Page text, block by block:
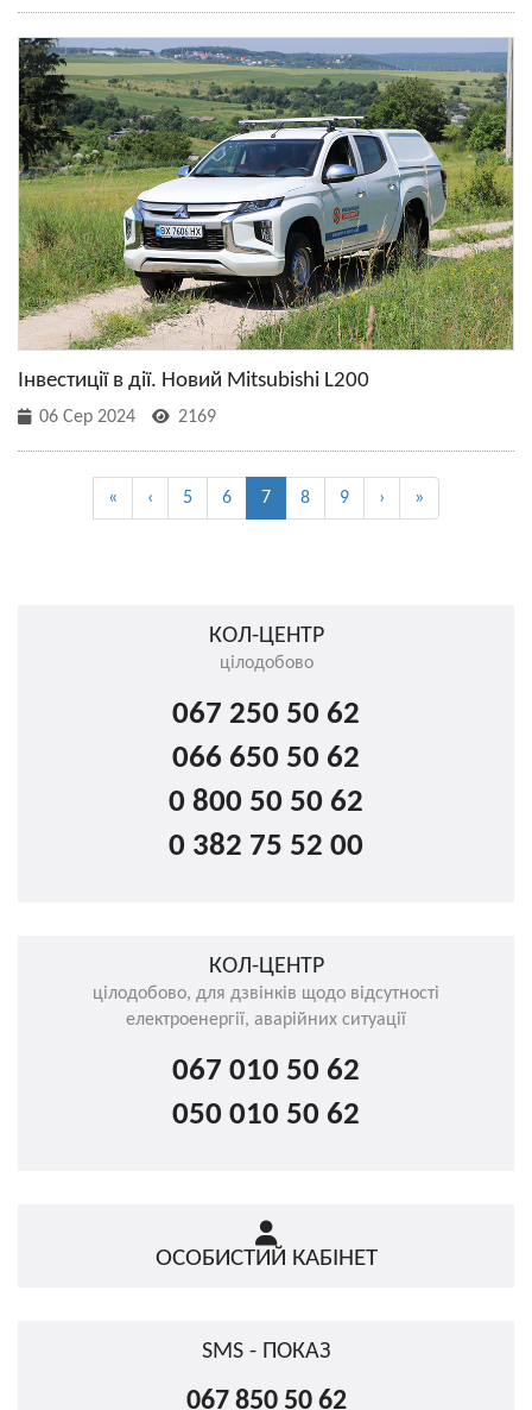
Інвестиції в дії. Новий Mitsubishi L200
06 Сер 2024 2169
« ‹ 5 6 7 8 9 › »
КОЛ-ЦЕНТР
цілодобово
067 250 50 62
066 650 50 62
0 800 50 50 62
0 382 75 52 00
КОЛ-ЦЕНТР
цілодобово, для дзвінків щодо відсутності
електроенергії, аварійних ситуації
067 010 50 62
050 010 50 62
ОСОБИСТИЙ КАБІНЕТ
SMS - ПОКАЗ
067 850 50 62